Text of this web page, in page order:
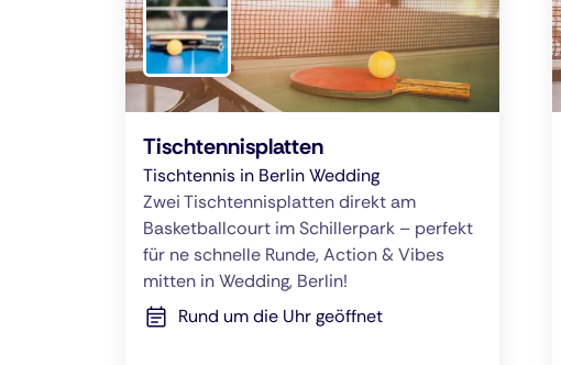
Tischtennisplatten
Tischtennis in Berlin Wedding
Zwei Tischtennisplatten direkt am
Basketballcourt im Schillerpark – perfekt
für ne schnelle Runde, Action & Vibes
mitten in Wedding, Berlin!
Rund um die Uhr geöffnet